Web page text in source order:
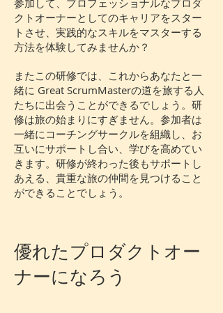
参加して、プロフェッショナルなプロダ
クトオーナーとしてのキャリアをスター
トさせ、実践的なスキルをマスターする
方法を体験してみませんか？
またこの研修では、これからあなたと一
緒に Great ScrumMasterの道を旅する人
たちに出会うことができるでしょう。研
修は旅の始まりにすぎません。参加者は
一緒にコーチングサークルを組織し、お
互いにサポートし合い、学びを高めてい
きます。研修が終わった後もサポートし
あえる、貴重な旅の仲間を見つけること
ができることでしょう。
優れたプロダクトオー
ナーになろう